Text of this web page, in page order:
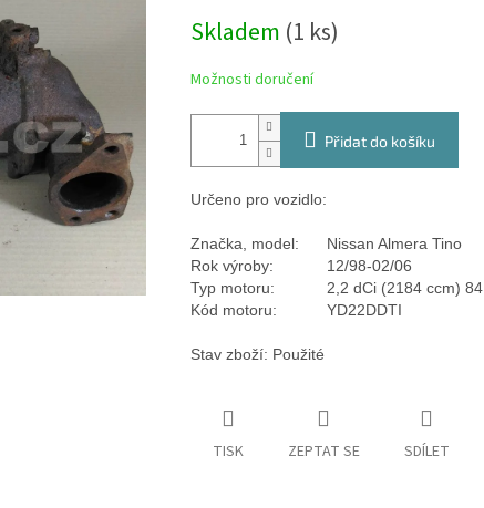
cena:
Skladem (1 ks)
Možnosti doručení
Přidat do košíku
Určeno pro vozidlo:
Značka, model:
Nissan Almera Tino
Rok výroby:
12/98-02/06
Typ motoru:
2,2 dCi (2184 ccm)
Kód motoru:
YD22DDTI
Stav zboží: Použité
TISK ZEPTAT SE SDÍLET